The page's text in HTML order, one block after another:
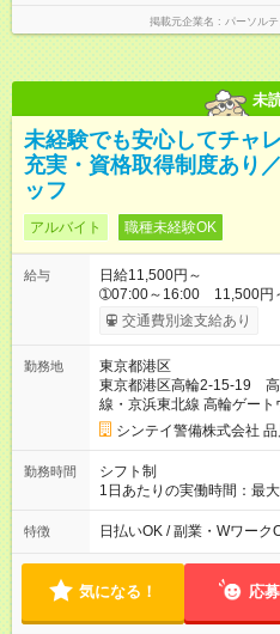
掲載元企業名 パーソル
未
未経験でも安心してチャ
充実・資格取得制度あり
ッフ
アルバイト 職種未経験OK
給与
日給11,500円～
➀07:00～16:00 11,500円
➂13:00～22:00 11,500円
す。 入社当初は上記からスタートとなります。 その後、警備検
交通費別途支給あり
勤務地
東京都港区
東京都港区高輪2-15-19 高
線・京浜東北線 高輪ゲー
線 泉岳寺駅から徒歩3分）
シンテイ警備株式会社
勤務時間
シフト制
1日あたりの実働時間：最
働時間 172時間/月） 【シフト例】 ➀07:00～16:00 （実働8
時間・休憩1時間）
特徴 日払いOK / 副業・Wワーク
気になる！ 応